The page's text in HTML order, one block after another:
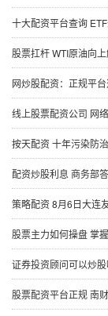
十大配资平台查询 ETF最前线 | 易方
股票扛杆 WTI原油向
网炒股配资：正规平
线上股票配资公司 网
按天配资 十年污染防治攻坚
配资炒股利息 商务部答每经问：中国
策略配资 8月6日大连
股票主力如何操盘 掌
证券投资顾问可以炒
股票配资平台正规 南财研选快讯｜中信